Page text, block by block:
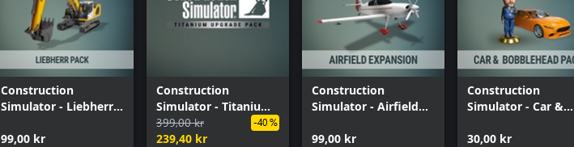
Construction
Simulator - Liebherr
99,00 kr
Construction
Simulator - Titanium
Upgrade Pack
399,00 kr
239,40 kr
-40 %
Construction
Simulator - Airfield
99,00 kr
Construction
Simulator - Car &
30,00 kr